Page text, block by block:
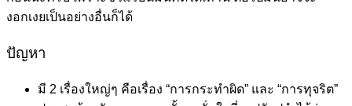
งอกเงยเป็นอย่างอื่นก็ได้
ปัญหา
มี 2 เรื่องใหญ่ๆ คือเรื่อง “การกระทำผิด” และ “การทุจริต”